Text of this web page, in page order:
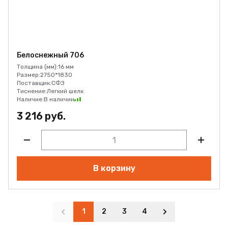
Белоснежный 706
Толщина (мм):16 мм
Размер:2750*1830
Поставщик:СФЗ
Тиснение:Легкий шелк
Наличие:В наличии
3 216 руб.
В корзину
1 2 3 4